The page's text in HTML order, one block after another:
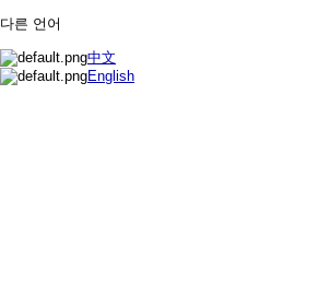
다른 언어
中文
English